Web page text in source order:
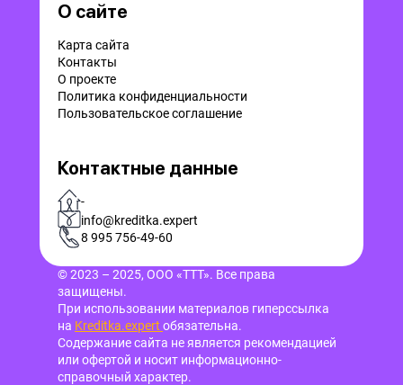
О сайте
Карта сайта
Контакты
О проекте
Политика конфиденциальности
Пользовательское соглашение
Контактные данные
-
info@kreditka.expert
8 995 756-49-60
© 2023 – 2025, ООО «ТТТ». Все права
защищены.
При использовании материалов гиперссылка
на Kreditka.expert обязательна.
Содержание сайта не является рекомендацией
или офертой и носит информационно-
справочный характер.